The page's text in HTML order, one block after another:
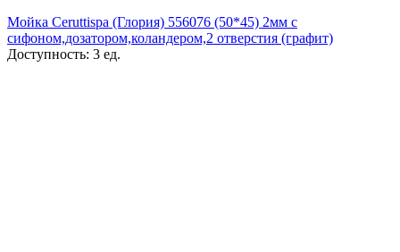
Мойка Ceruttispa (Глория) 556076 (50*45) 2мм с
сифоном,дозатором,коландером,2 отверстия (графит)
Доступность: 3 ед.